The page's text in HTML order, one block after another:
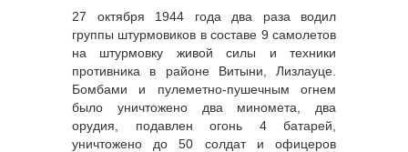
27 октября 1944 года два раза водил
группы штурмовиков в составе 9 самолетов
на штурмовку живой силы и техники
противника в районе Витыни, Лизлауце.
Бомбами и пулеметно-пушечным огнем
было уничтожено два миномета, два
орудия, подавлен огонь 4 батарей,
уничтожено до 50 солдат и офицеров